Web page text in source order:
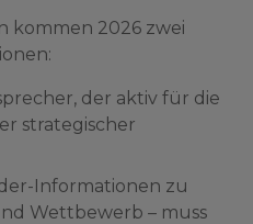
kommen 2026 zwei
der aktiv für die
strategischer
Informationen zu
Wettbewerb – muss